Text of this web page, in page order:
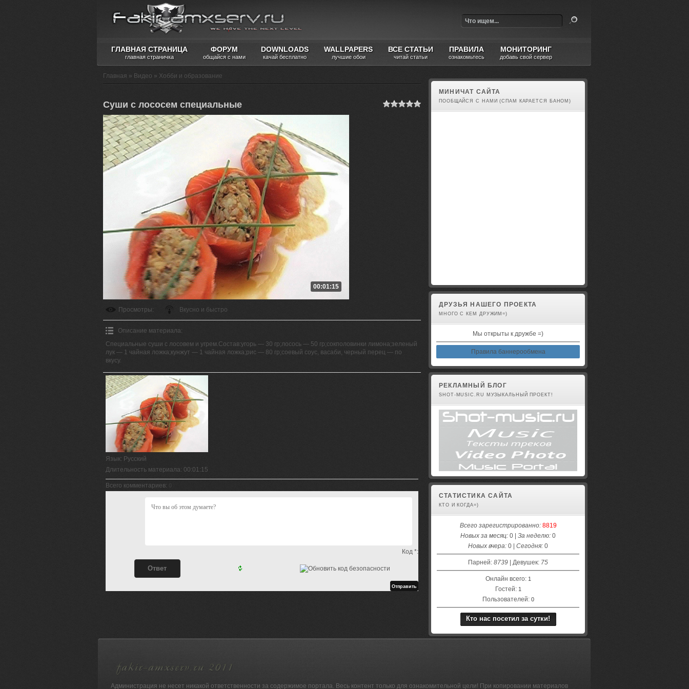
ГЛАВНАЯ СТРАНИЦА
главная страничка
ФОРУМ
общайся с нами
DOWNLOADS
качай бесплатно
WALLPAPERS
лучшие обои
ВСЕ СТАТЬИ
читай статьи
ПРАВИЛА
ознакомьтесь
МОНИТОРИНГ
добавь свой сервер
Главная » Видео » Хобби и образование
Суши с лососем специальные
00:01:15
Просмотры: Вкусно и быстро
Описание материала:
Специальные суши с лосовем и угрем.Состав:угорь — 30 гр;лосось — 50 гр;сокполовинки лимона;зеленый
лук — 1 чайная ложка;кунжут — 1 чайная ложка;рис — 80 гр;соевый соус, васаби, черный перец — по
вкусу.
Язык: Русский
Длительность материала: 00:01:15
Всего комментариев:
Код *:
МИНИЧАТ САЙТА
ПООБЩАЙСЯ С НАМИ (СПАМ КАРАЕТСЯ БАНОМ)
ДРУЗЬЯ НАШЕГО ПРОЕКТА
МНОГО С КЕМ ДРУЖИМ=)
Мы открыты к дружбе =)
Правила баннерообмена
РЕКЛАМНЫЙ БЛОГ
SHOT-MUSIC.RU МУЗЫКАЛЬНЫЙ ПРОЕКТ!
СТАТИСТИКА САЙТА
КТО И КОГДА=)
Всего зарегистрированно: 8819
Новых за месяц: 0 | За неделю: 0
Новых вчера: 0 | Сегодня: 0
Парней: 8739 | Девушек: 75
Онлайн всего: 1
Гостей: 1
Пользователей: 0
Кто нас посетил за сутки!
Администрация не несет никакой ответственности за содержимое портала. Весь контент только для ознакомительной цели! При копировании материалов